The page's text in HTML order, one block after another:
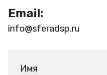
Email:
info@sferadsp.ru
Имя